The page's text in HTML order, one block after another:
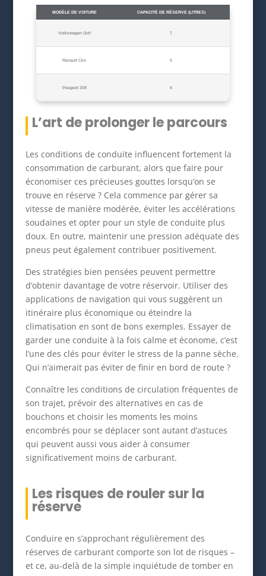
MODÈLE DE VOITURE CAPACITÉ DE RÉSERVE (LITRES)
Volkswagen Golf 7
Renault Clio 5
Peugeot 308 6
L’art de prolonger le parcours
Les conditions de conduite influencent fortement la
consommation de carburant, alors que faire pour
économiser ces précieuses gouttes lorsqu’on se
trouve en réserve ? Cela commence par gérer sa
vitesse de manière modérée, éviter les accélérations
soudaines et opter pour un style de conduite plus
doux. En outre, maintenir une pression adéquate des
pneus peut également contribuer positivement.
Des stratégies bien pensées peuvent permettre
d’obtenir davantage de votre réservoir. Utiliser des
applications de navigation qui vous suggèrent un
itinéraire plus économique ou éteindre la
climatisation en sont de bons exemples. Essayer de
garder une conduite à la fois calme et économe, c’est
l’une des clés pour éviter le stress de la panne sèche.
Qui n’aimerait pas éviter de finir en bord de route ?
Connaître les conditions de circulation fréquentes de
son trajet, prévoir des alternatives en cas de
bouchons et choisir les moments les moins
encombrés pour se déplacer sont autant d’astuces
qui peuvent aussi vous aider à consumer
significativement moins de carburant.
Les risques de rouler sur la
réserve
Conduire en s’approchant régulièrement des
réserves de carburant comporte son lot de risques –
et ce, au-delà de la simple inquiétude de tomber en